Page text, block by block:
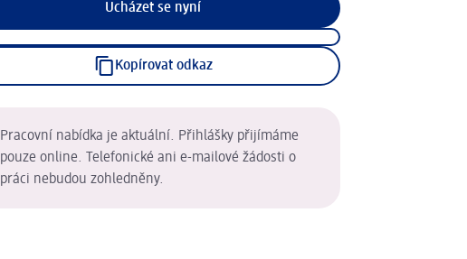
Ucházet se nyní
Kopírovat odkaz
Pracovní nabídka je aktuální. Přihlášky přijímáme
pouze online. Telefonické ani e-mailové žádosti o
práci nebudou zohledněny.